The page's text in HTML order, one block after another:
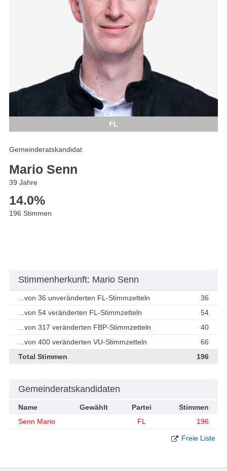
FL
Gemeinderatskandidat
Mario Senn
39 Jahre
14.0%
196 Stimmen
Stimmenherkunft: Mario Senn
...von 36 unveränderten FL-Stimmzetteln
36
...von 54 veränderten FL-Stimmzetteln
54
...von 317 veränderten FBP-Stimmzetteln
40
...von 400 veränderten VU-Stimmzetteln
66
Total Stimmen
196
Gemeinderatskandidaten
Name Gewählt Partei
Stimmen
Senn Mario
FL 196
Freie Liste